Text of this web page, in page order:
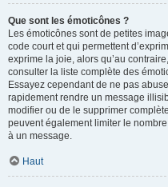
Que sont les émoticônes ?
Les émoticônes sont de petites
code court et qui permettent
exprime la joie, alors qu’au
consulter la liste complète des
Essayez cependant de ne pas
rapidement rendre un message
modifier ou de le supprimer
peuvent également limiter le
à un message.
Haut